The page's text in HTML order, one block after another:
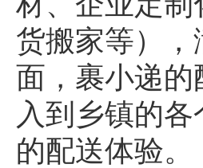
货搬家等）
面，裹小递
入到乡镇的
的配送体验。